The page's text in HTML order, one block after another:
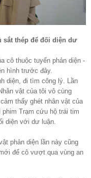
sắt thép để đối diện dư
cô thuộc tuyến phản diện -
hình trước đây.
diện, đi tìm công lý. Lần
vật của tôi vô cùng
thấy ghét nhân vật của
Trạm cứu hộ trái tim
diện với dư luận.
phản diện lần này cũng
để cô vượt qua vùng an